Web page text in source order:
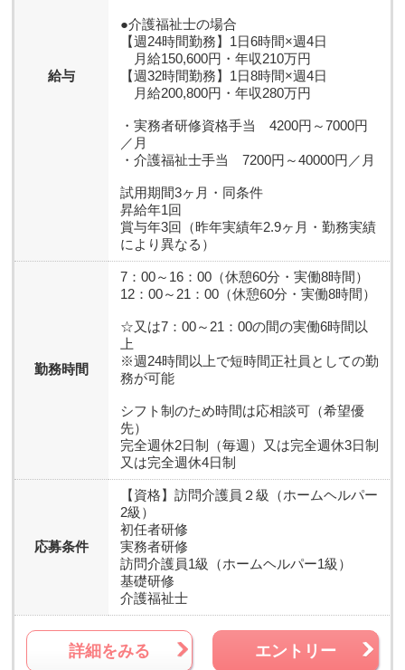
給与
●介護福祉士の場合
【週24時間勤務】1日6時間×週4日
月給150,600円・年収210万円
【週32時間勤務】1日8時間×週4日
月給200,800円・年収280万円
・実務者研修資格手当 4200円～7000円
／月
・介護福祉士手当 7200円～40000円／月
試用期間3ヶ月・同条件
昇給年1回
賞与年3回（昨年実績年2.9ヶ月・勤務実績
により異なる）
勤務時間
7：00～16：00（休憩60分・実働8時間）
12：00～21：00（休憩60分・実働8時間）
☆又は7：00～21：00の間の実働6時間以
上
※週24時間以上で短時間正社員としての勤
務が可能
シフト制のため時間は応相談可（希望優
先）
完全週休2日制（毎週）又は完全週休3日制
又は完全週休4日制
応募条件
【資格】 訪問介護員２級（ホームヘルパー
2級）
初任者研修
実務者研修
訪問介護員1級（ホームヘルパー1級）
基礎研修
介護福祉士
詳細をみる エントリー